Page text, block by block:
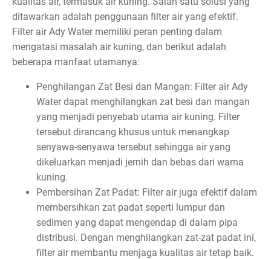
ditawarkan adalah penggunaan filter air yang efektif.
Filter air Ady Water memiliki peran penting dalam
mengatasi masalah air kuning, dan berikut adalah
beberapa manfaat utamanya:
Penghilangan Zat Besi dan Mangan: Filter air Ady
Water dapat menghilangkan zat besi dan mangan
yang menjadi penyebab utama air kuning. Filter
tersebut dirancang khusus untuk menangkap
senyawa-senyawa tersebut sehingga air yang
dikeluarkan menjadi jernih dan bebas dari warna
kuning.
Pembersihan Zat Padat: Filter air juga efektif dalam
membersihkan zat padat seperti lumpur dan
sedimen yang dapat mengendap di dalam pipa
distribusi. Dengan menghilangkan zat-zat padat ini,
filter air membantu menjaga kualitas air tetap baik.